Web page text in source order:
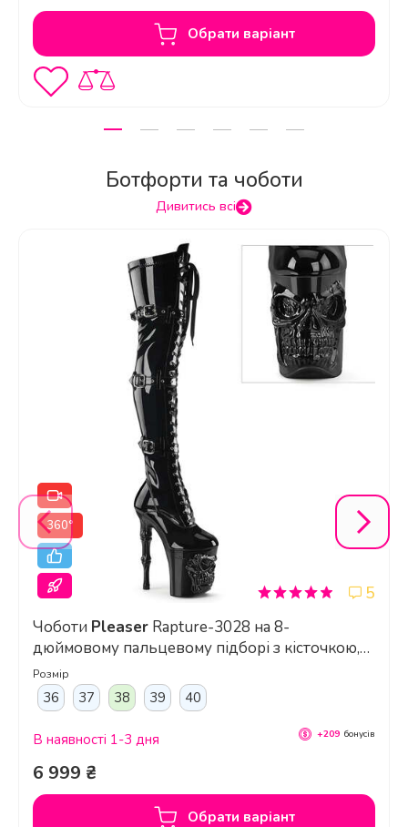
Обрати варіант
Ботфорти та чоботи
Дивитись всі
360°
5
Чоботи Pleaser Rapture-3028 на 8-
дюймовому пальцевому підборі з кісточкою,
4-дюймові чоботи до стегна з черепом та
блискавкою всередині, чорні
Розмір
36 37 38 39 40
Обрати варіант
6 999 ₴
В наявності 1-3 дня +209 бонусів